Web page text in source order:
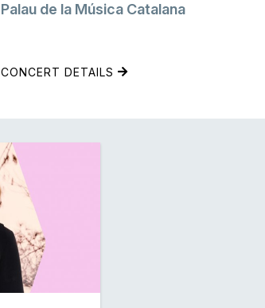
Palau de la Música Catalana
CONCERT DETAILS